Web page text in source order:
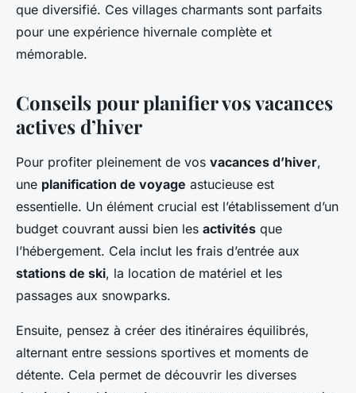
que diversifié. Ces villages charmants sont parfaits
pour une expérience hivernale complète et
mémorable.
Conseils pour planifier vos vacances
actives d’hiver
Pour profiter pleinement de vos vacances d’hiver,
une planification de voyage astucieuse est
essentielle. Un élément crucial est l’établissement d’un
budget couvrant aussi bien les activités que
l’hébergement. Cela inclut les frais d’entrée aux
stations de ski, la location de matériel et les
passages aux snowparks.
Ensuite, pensez à créer des itinéraires équilibrés,
alternant entre sessions sportives et moments de
détente. Cela permet de découvrir les diverses